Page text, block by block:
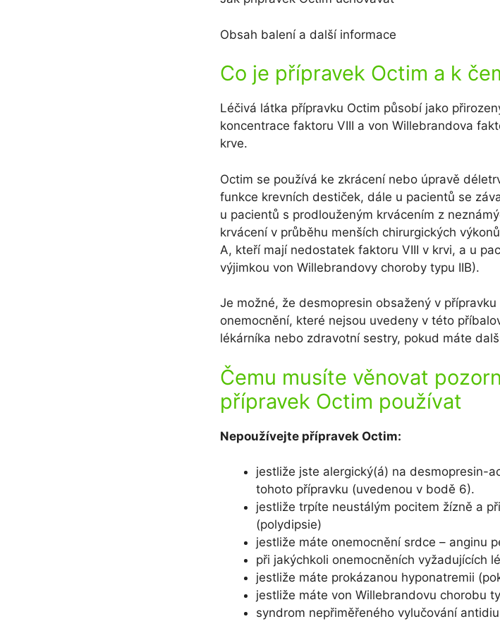
Obsah balení a další informace
Co je přípravek Octim a k
Léčivá látka přípravku Octim působí jako
koncentrace faktoru VIII a von Willebrandova
krve.
Octim se používá ke zkrácení nebo úpravě
funkce krevních destiček, dále u pacientů se
u pacientů s prodlouženým krvácením z
krvácení v průběhu menších chirurgických
A, kteří mají nedostatek faktoru VIII v krvi, a u
výjimkou von Willebrandovy choroby typu IIB).
Je možné, že desmopresin obsažený v
onemocnění, které nejsou uvedeny v této
lékárníka nebo zdravotní sestry, pokud máte
Čemu musíte věnovat
přípravek Octim používat
Nepoužívejte přípravek Octim:
jestliže jste alergický(á) na desmopresin-
tohoto přípravku (uvedenou v bodě 6).
jestliže trpíte neustálým pocitem žízně a
(polydipsie)
jestliže máte onemocnění srdce – anginu
při jakýchkoli onemocněních vyžadujících
jestliže máte prokázanou hyponatremii
jestliže máte von Willebrandovu chorobu
syndrom nepřiměřeného vylučování